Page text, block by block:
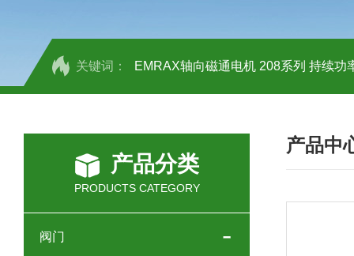
关键词： EMRAX轴向磁通电机 208系列 持续功
OEMER三相同步电机MTES 132SB/2
OEMER三相同步电机MTES 160MA/2
产品分类
PRODUCTS CATEGORY
阀门
产品中